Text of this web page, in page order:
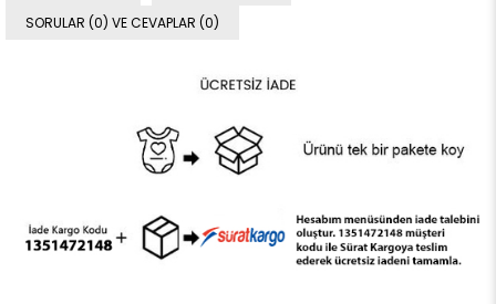
SORULAR (0) VE CEVAPLAR (0)